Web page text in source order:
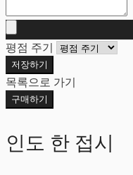
평점 주기
저장하기
목록으로 가기
구매하기
인도 한 접시